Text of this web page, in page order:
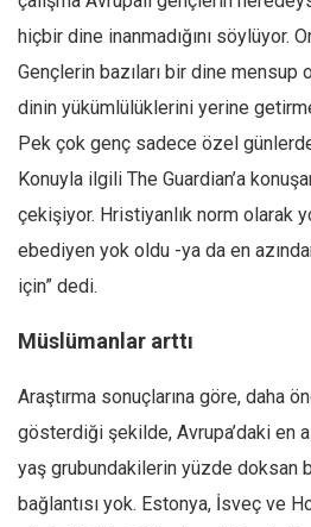
hiçbir dine inanmadığını söylüyor.
Gençlerin bazıları bir dine
dinin yükümlülüklerini yerine
Pek çok genç sadece özel
Konuyla ilgili The Guardian’a
çekişiyor. Hristiyanlık norm olarak
ebediyen yok oldu -ya da en
için” dedi.
Müslümanlar arttı
Araştırma sonuçlarına göre, daha
gösterdiği şekilde, Avrupa’daki en
yaş grubundakilerin yüzde doksan
bağlantısı yok. Estonya, İsveç ve